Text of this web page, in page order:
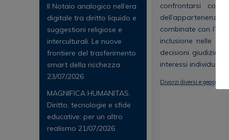
confrontarsi con
combinate con
inclusione nelle
decisioni
interessi individuali.
Divorzi diversi e geografia
Il Notaio analogico nell’era
digitale tra diritto liquido e
suggestioni religiose e
interculturali. Le nuove
frontiere del trasferimento
smart della ricchezza
23/07/2026
MAGNIFICA HUMANITAS.
Diritto, tecnologie e sfide
educative: per un altro
realismo 21/07/2026